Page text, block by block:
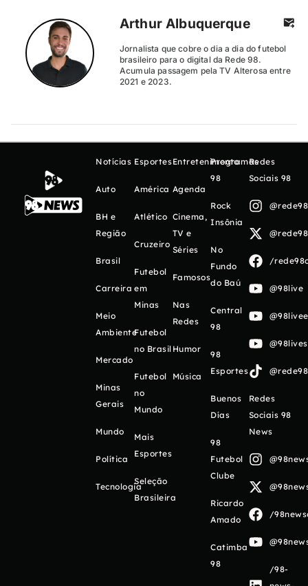
Arthur Albuquerque
Jornalista que cobre o dia a dia do futebol
brasileiro para o digital da Rede 98.
Acumula passagem pela TV Alterosa entre
2021 e 2023.
Notícias
Auto
BH e
Região
Brasil
Carreira
Meio
Ambiente
Mercado
Minas
Gerais
Mundo
Política
Tecnologia
Esportes
América
Atlético
Cruzeiro
Futebol
em
Minas
Futebol
no Brasil
Futebol
no
Mundo
Mais
Esportes
Seleção
Brasileira
Entretenimento
Agenda
Cinema,
TV e
Séries
Famosos
Nas
Redes
Humor
Música
Programas
98
Rock
Insônia
No
Fundo
do Baú
Central
98
98
Esportes
Buenos
Días
98
Futebol
Clube
Ricardo
Amado
Catimba
98
Redes
Sociais 98
/
@98live
Redes
Sociais 98
News
/
/98-